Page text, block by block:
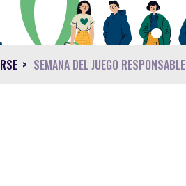
1
RSE SEMANA DEL JUEGO RESPONSABLE